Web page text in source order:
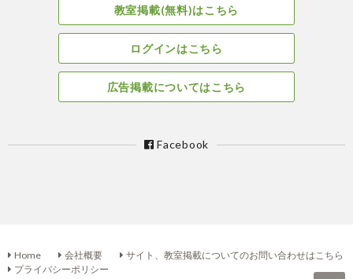
教室掲載(無料)はこちら
ログインはこちら
広告掲載についてはこちら
Facebook
Home 会社概要
サイト、教室掲載についてのお問い合わせはこちら
プライバシーポリシー